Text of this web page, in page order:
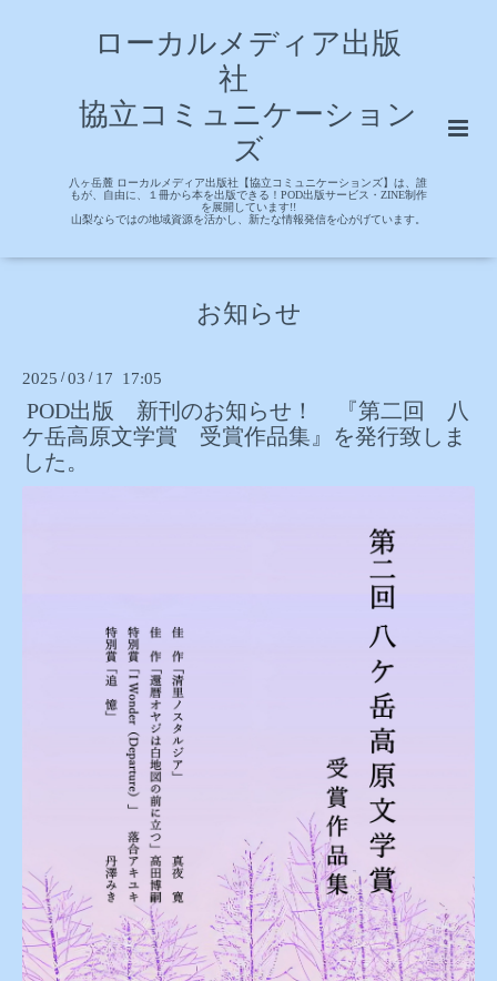
ローカルメディア出版
社
協立コミュニケーション
ズ
八ヶ岳麓 ローカルメディア出版社【協立コミュニケーションズ】は、誰
もが、自由に、１冊から本を出版できる！POD出版サービス・ZINE制作
を展開しています!!
山梨ならではの地域資源を活かし、新たな情報発信を心がげています。
お知らせ
2025 /03 / 17 17:05
POD出版 新刊のお知らせ！ 『第二回 八
ケ岳高原文学賞 受賞作品集』を発行致しま
した。